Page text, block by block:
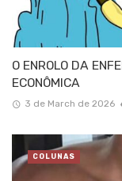
O ENROLO DA
ECONÔMICA
3 de March de 2026
COLUNAS